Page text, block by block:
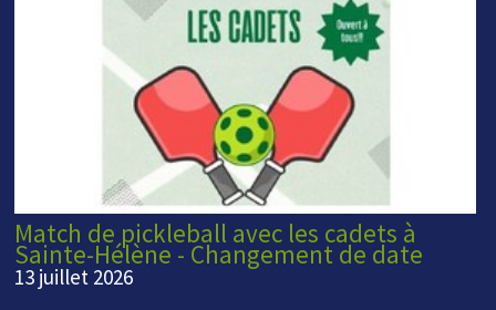
Match de pickleball avec les cadets à
Sainte-Hélène - Changement de date
13 juillet 2026